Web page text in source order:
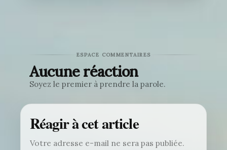
ESPACE COMMENTAIRES
Aucune réaction
Soyez le premier à prendre la parole.
Réagir à cet article
Votre adresse e-mail ne sera pas publiée.